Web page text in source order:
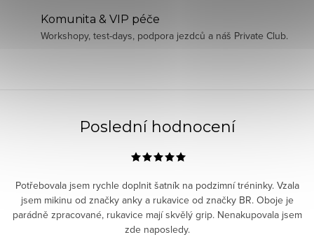
Komunita & VIP péče
Workshopy, test-days, podpora jezdců a náš Private Club.
Poslední hodnocení
Potřebovala jsem rychle doplnit šatník na podzimní tréninky. Vzala
jsem mikinu od značky anky a rukavice od značky BR. Oboje je
parádně zpracované, rukavice mají skvělý grip. Nenakupovala jsem
zde naposledy.